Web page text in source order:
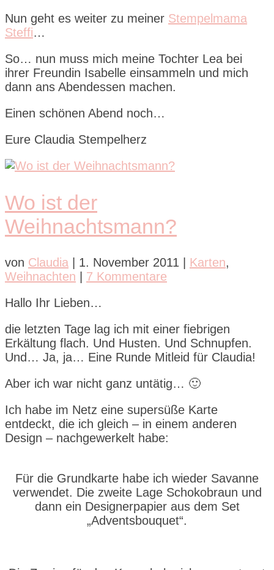
Nun geht es weiter zu meiner Stempelmama
Steffi…
So… nun muss mich meine Tochter Lea bei
ihrer Freundin Isabelle einsammeln und mich
dann ans Abendessen machen.
Einen schönen Abend noch…
Eure Claudia Stempelherz
Wo ist der
Weihnachtsmann?
von Claudia 1. November 2011 Karten,
Weihnachten
7 Kommentare
Hallo Ihr Lieben…
die letzten Tage lag ich mit einer fiebrigen
Erkältung flach. Und Husten. Und Schnupfen.
Und… Ja, ja… Eine Runde Mitleid für Claudia!
Aber ich war nicht ganz untätig… 🙂
Ich habe im Netz eine supersüße Karte
entdeckt, die ich gleich – in einem anderen
Design – nachgewerkelt habe:
Für die Grundkarte habe ich wieder Savanne
verwendet. Die zweite Lage Schokobraun und
dann ein Designerpapier aus dem Set
„Adventsbouquet“.